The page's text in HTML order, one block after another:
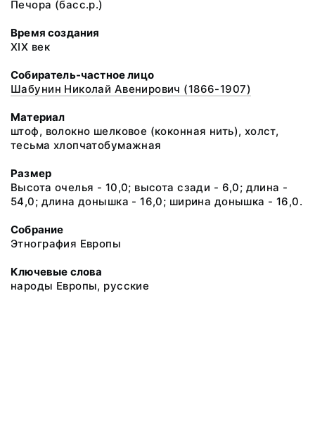
Печора (басс.р.)
Время создания
XIX век
Собиратель-частное лицо
Шабунин Николай Авенирович (1866-1907)
Материал
штоф, волокно шелковое (коконная нить), холст,
тесьма хлопчатобумажная
Размер
Высота очелья - 10,0; высота сзади - 6,0; длина -
54,0; длина донышка - 16,0; ширина донышка - 16,0.
Собрание
Этнография Европы
Ключевые слова
народы Европы, русские